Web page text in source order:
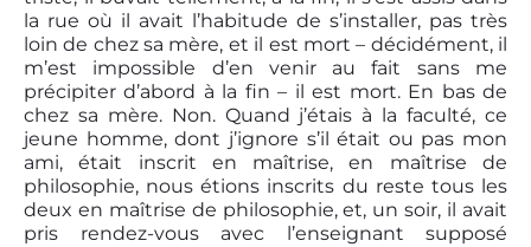
la rue où il avait l’habitude de s’installer, pas très
loin de chez sa mère, et il est mort – décidément, il
m’est impossible d’en venir au fait sans me
précipiter d’abord à la fin – il est mort. En bas de
chez sa mère. Non. Quand j’étais à la faculté, ce
jeune homme, dont j’ignore s’il était ou pas mon
ami, était inscrit en maîtrise, en maîtrise de
philosophie, nous étions inscrits du reste tous les
deux en maîtrise de philosophie, et, un soir, il avait
pris rendez-vous avec l’enseignant supposé